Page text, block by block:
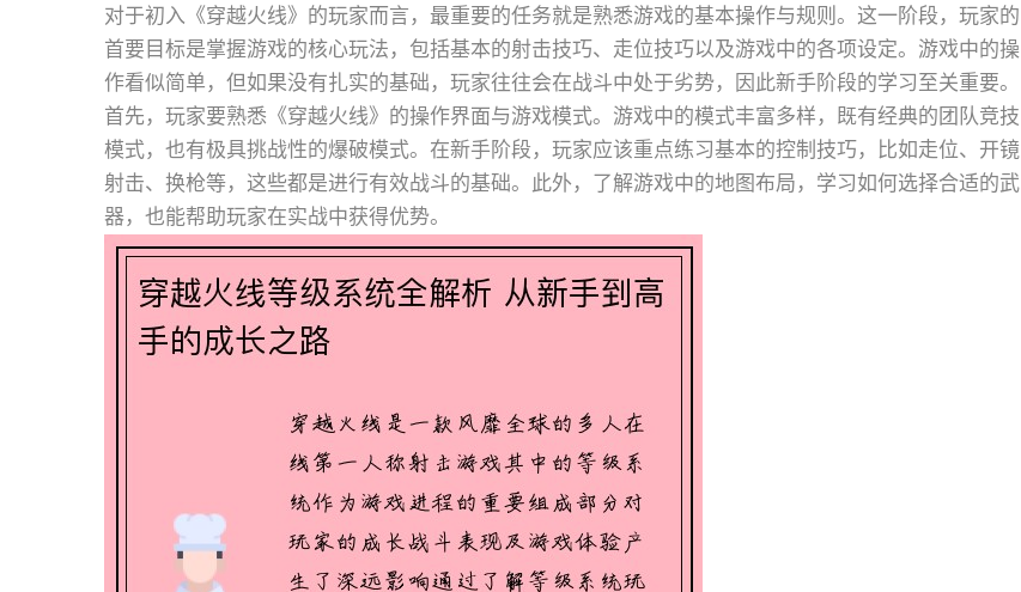
对于初入《穿越火线》的玩家而言，最重要的任务就是熟悉游戏的基本操作与规则。这一阶段，玩家的
首要目标是掌握游戏的核心玩法，包括基本的射击技巧、走位技巧以及游戏中的各项设定。游戏中的操
作看似简单，但如果没有扎实的基础，玩家往往会在战斗中处于劣势，因此新手阶段的学习至关重要。
首先，玩家要熟悉《穿越火线》的操作界面与游戏模式。游戏中的模式丰富多样，既有经典的团队竞技
模式，也有极具挑战性的爆破模式。在新手阶段，玩家应该重点练习基本的控制技巧，比如走位、开镜
射击、换枪等，这些都是进行有效战斗的基础。此外，了解游戏中的地图布局，学习如何选择合适的武
器，也能帮助玩家在实战中获得优势。